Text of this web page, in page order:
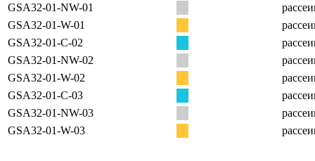
GSA32-01-NW-01
GSA32-01-W-01
GSA32-01-C-02
GSA32-01-NW-02
GSA32-01-W-02
GSA32-01-C-03
GSA32-01-NW-03
GSA32-01-W-03